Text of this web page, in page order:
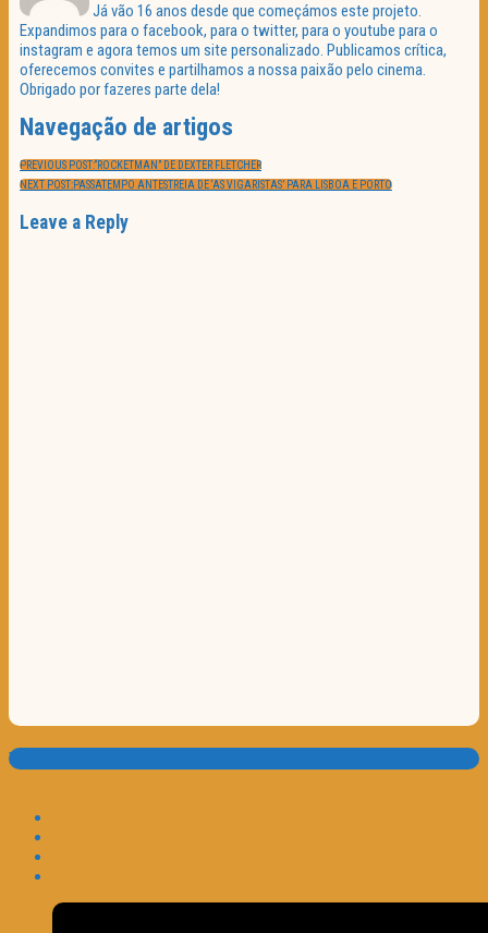
Já vão 16 anos desde que começámos este projeto.
Expandimos para o facebook, para o twitter, para o youtube para o
instagram e agora temos um site personalizado. Publicamos crítica,
oferecemos convites e partilhamos a nossa paixão pelo cinema.
Obrigado por fazeres parte dela!
Navegação de artigos
PREVIOUS POST:“ROCKETMAN” DE DEXTER FLETCHER
NEXT POST:PASSATEMPO ANTESTREIA DE ‘AS VIGARISTAS’ PARA LISBOA E PORTO
Leave a Reply
Translate: